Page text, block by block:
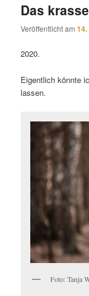
Das
Veröffentlicht am
2020.
Eigentlich könnte
lassen.
Foto: Tanja